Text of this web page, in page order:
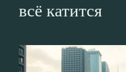
всё катится